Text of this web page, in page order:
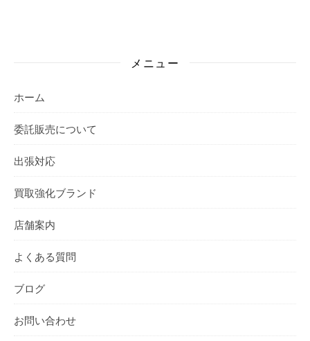
メニュー
ホーム
委託販売について
出張対応
買取強化ブランド
店舗案内
よくある質問
ブログ
お問い合わせ